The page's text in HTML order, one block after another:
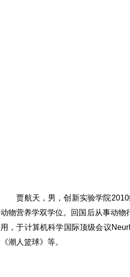
贾航天，男，创新实验学院2010
动物营养学双学位。回国后从事动
用，于计算机科学国际顶级会议
《潮人篮球》等。